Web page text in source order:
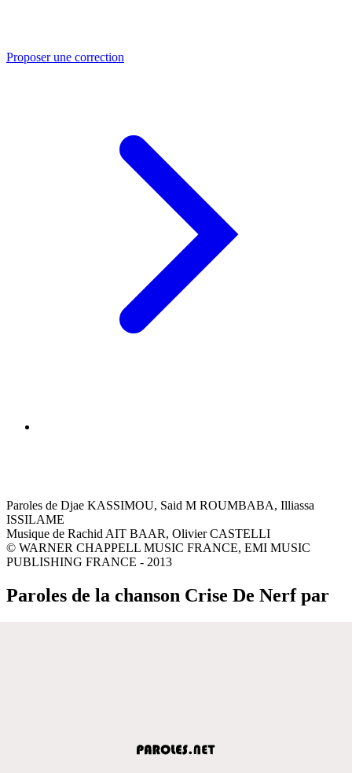
Proposer une correction
Paroles de Djae KASSIMOU, Said M ROUMBABA, Illiassa
ISSILAME
Musique de Rachid AIT BAAR, Olivier CASTELLI
© WARNER CHAPPELL MUSIC FRANCE, EMI MUSIC
PUBLISHING FRANCE - 2013
Paroles de la chanson Crise De Nerf par